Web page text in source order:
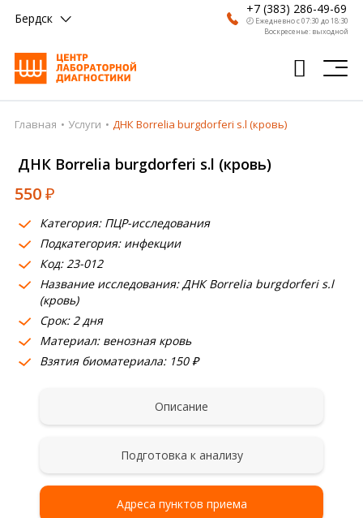
Бердск
+7 (383) 286-49-69
🕗 Ежедневно с 07:30 до 18:30
Воскресенье: выходной
Главная
Анализы
Врачи
Получить результат
Пациентам
О компании
Где сдать
Партнерам
Главная Услуги ДНК Borrelia burgdorferi s.l (кровь)
ДНК Borrelia burgdorferi s.l (кровь)
550₽
Категория: ПЦР-исследования
Подкатегория: инфекции
Код: 23-012
Название исследования: ДНК Borrelia burgdorferi s.l
(кровь)
Срок: 2 дня
Материал: венозная кровь
Взятия биоматериала: 150 ₽
Описание
Подготовка к анализу
Адреса пунктов приема